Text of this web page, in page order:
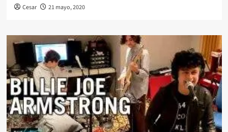
Cesar 21 mayo, 2020